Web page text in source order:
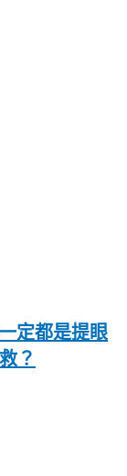
定都是提眼
？